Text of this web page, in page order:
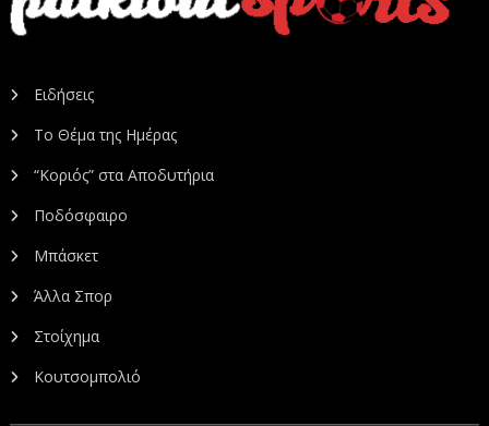
Ειδήσεις
Το Θέμα της Ημέρας
“Κοριός” στα Αποδυτήρια
Ποδόσφαιρο
Μπάσκετ
Άλλα Σπορ
Στοίχημα
Κουτσομπολιό